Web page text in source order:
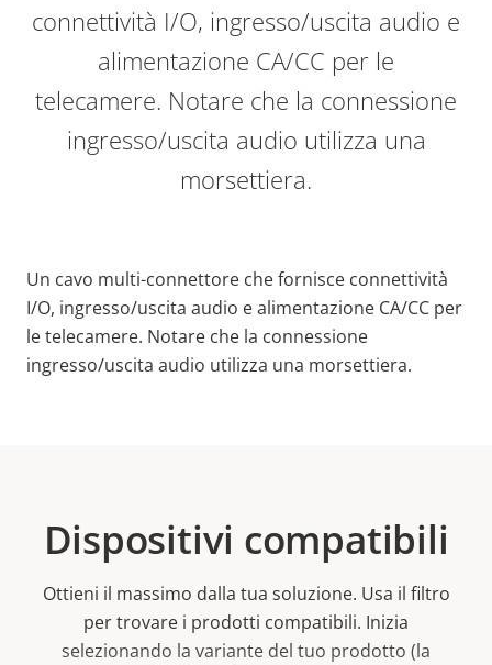
connettività I/O, ingresso/uscita audio e
alimentazione CA/CC per le
telecamere. Notare che la connessione
ingresso/uscita audio utilizza una
morsettiera.
Un cavo multi-connettore che fornisce connettività
I/O, ingresso/uscita audio e alimentazione CA/CC per
le telecamere. Notare che la connessione
ingresso/uscita audio utilizza una morsettiera.
Dispositivi compatibili
Ottieni il massimo dalla tua soluzione. Usa il filtro
per trovare i prodotti compatibili. Inizia
selezionando la variante del tuo prodotto (la